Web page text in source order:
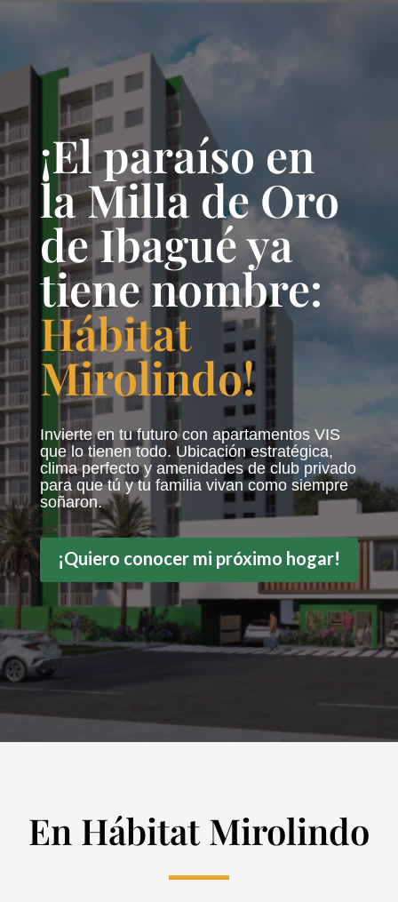
¡El paraíso en
la Milla de Oro
de Ibagué ya
tiene nombre:
Hábitat
Mirolindo!
Invierte en tu futuro con apartamentos VIS
que lo tienen todo. Ubicación estratégica,
clima perfecto y amenidades de club privado
para que tú y tu familia vivan como siempre
soñaron.
¡Quiero conocer mi próximo hogar!
En Hábitat Mirolindo